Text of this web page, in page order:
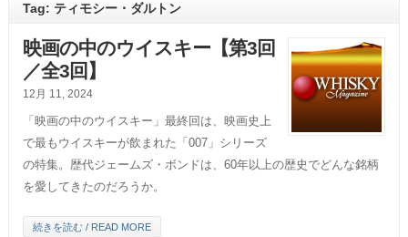
Tag: ティモシー・ダルトン
映画の中のウイスキー【第3回
／全3回】
12月 11, 2024
「映画の中のウイスキー」最終回は、映画史上
で最もウイスキーが飲まれた「007」シリーズ
の特集。歴代ジェームズ・ボンドは、60年以上の歴史でどんな銘柄
を愛してきたのだろうか。
続きを読む / READ MORE